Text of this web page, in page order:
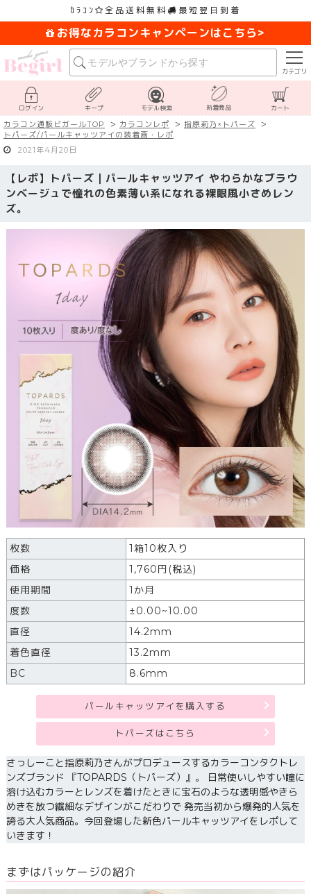
ｶﾗｺﾝ 全品送料無料 最短翌日到着
お得なカラコンキャンペーンはこちら>
カテゴリ
ログイン キープ モデル検索 新着商品 カート
カラコン通販ビガールTOP カラコンレポ
指原莉乃×トパーズ
トパーズ/パールキャッツアイの装着画・レポ
2021年4月20日
【レポ】トパーズ｜パールキャッツアイ やわらかなブラウ
ンベージュで憧れの色素薄い系になれる裸眼風小さめレン
ズ。
枚数
1箱10枚入り
価格
1,760円 (税込)
使用期間
1か月
度数
±0.00~10.00
直径
14.2mm
着色直径
13.2mm
BC
8.6mm
パールキャッツアイを購入する
トパーズはこちら
さっしーこと指原莉乃さんがプロデュースするカラーコンタクトレ
ンズブランド 『TOPARDS（トパーズ）』。 日常使いしやすい瞳に
溶け込むカラーとレンズを着けたときに宝石のような透明感やきら
めきを放つ繊細なデザインがこだわりで 発売当初から爆発的人気を
誇る大人気商品。今回登場した新色パールキャッツアイをレポして
いきます！
まずはパッケージの紹介